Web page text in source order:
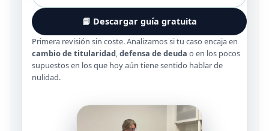
📘 Descargar guía gratuita
Primera revisión sin coste. Analizamos si tu caso encaja en
cambio de titularidad,defensa de deuda o en los pocos
supuestos en los que hoy aún tiene sentido hablar de
nulidad.